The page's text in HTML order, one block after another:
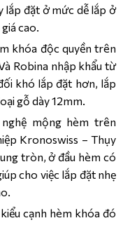
lắp đặt ở mức dễ lắp ở
cao.
khóa độc quyền trên
Robina nhập khẩu từ
khó lắp đặt hơn, lắp
gỗ dày 12mm.
mộng hèm trên
Kronoswiss – Thụy
tròn, ở đầu hèm có
cho việc lắp đặt nhẹ
cạnh hèm khóa đó